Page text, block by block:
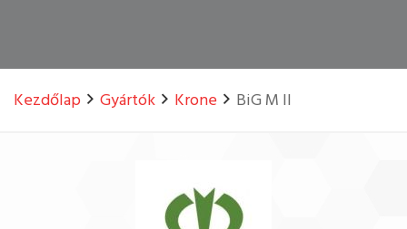
Kezdőlap Gyártók Krone BiG M II